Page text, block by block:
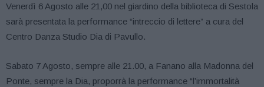
Venerdì 6 Agosto alle 21,00 nel giardino della biblioteca di Sestola
sarà presentata la performance “intreccio di lettere” a cura del
Centro Danza Studio Dia di Pavullo.
Sabato 7 Agosto, sempre alle 21.00, a Fanano alla Madonna del
Ponte, sempre la Dia, proporrà la performance “l’immortalità